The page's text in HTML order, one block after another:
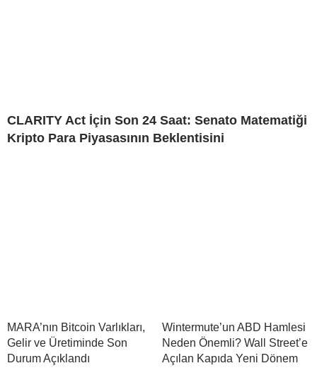
CLARITY Act İçin Son 24 Saat: Senato Matematiği
Kripto Para Piyasasının Beklentisini
MARA’nın Bitcoin Varlıkları,
Gelir ve Üretiminde Son
Durum Açıklandı
Wintermute’un ABD Hamlesi
Neden Önemli? Wall Street’e
Açılan Kapıda Yeni Dönem